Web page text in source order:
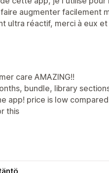
augmenter facilement
ultra réactif, merci à eux et
care AMAZING!!
bundle, library
app! price is low
this